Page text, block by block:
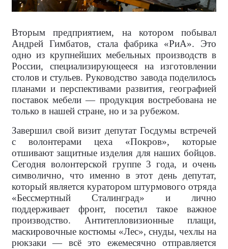
Вторым предприятием, на котором побывал
Андрей Гимбатов, стала фабрика «РиА». Это
одно из крупнейших мебельных производств в
России, специализирующееся на изготовлении
столов и стульев. Руководство завода поделилось
планами и перспективами развития, географией
поставок мебели — продукция востребована не
только в нашей стране, но и за рубежом.
Завершил свой визит депутат Госдумы встречей
с волонтерами цеха «Покров», которые
отшивают защитные изделия для наших бойцов.
Сегодня волонтерской группе 3 года, и очень
символично, что именно в этот день депутат,
который является куратором штурмового отряда
«Бессмертный Сталинград» и лично
поддерживает фронт, посетил такое важное
производство. Антитепловизионные плащи,
маскировочные костюмы «Лес», снуды, чехлы на
рюкзаки — всё это ежемесячно отправляется